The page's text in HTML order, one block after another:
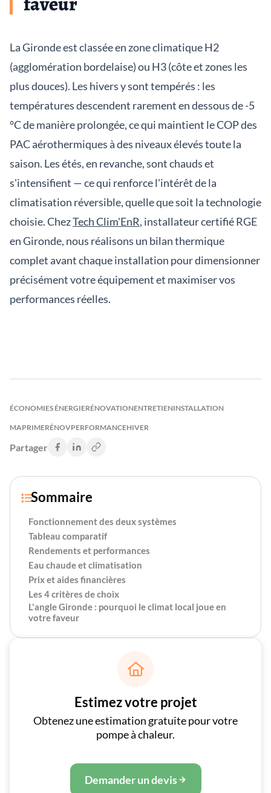
La Gironde est classée en zone climatique H2
(agglomération bordelaise) ou H3 (côte et zones les
plus douces). Les hivers y sont tempérés : les
températures descendent rarement en dessous de -5
°C de manière prolongée, ce qui maintient le COP des
PAC aérothermiques à des niveaux élevés toute la
saison. Les étés, en revanche, sont chauds et
s'intensifient — ce qui renforce l'intérêt de la
climatisation réversible, quelle que soit la technologie
choisie. ChezTech Clim'EnR, installateur certifié RGE
en Gironde, nous réalisons un bilan thermique
complet avant chaque installation pour dimensionner
précisément votre équipement et maximiser vos
performances réelles.
ÉCONOMIES ÉNERGIERÉNOVATIONENTRETIENINSTALLATION
MAPRIMERÉNOVPERFORMANCEHIVER
Partager
Sommaire
Fonctionnement des deux systèmes
Tableau comparatif
Rendements et performances
Eau chaude et climatisation
Prix et aides financières
Les 4 critères de choix
L'angle Gironde : pourquoi le climat local joue en
votre faveur

Estimez votre projet
Obtenez une estimation gratuite pour votre
pompe à chaleur.
Demander un devis